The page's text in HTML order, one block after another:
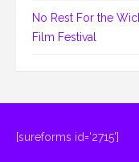
No Rest For the
Film Festival
[sureforms id='2715']